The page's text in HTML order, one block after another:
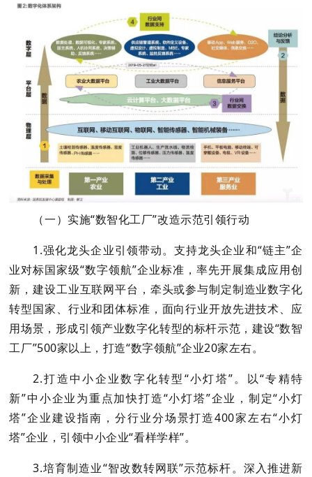
（一）实施“数智化工厂”改造示范引领行动
1.强化龙头企业引领带动。支持龙头企业和“链主”企
业对标国家级“数字领航”企业标准，率先开展集成应用创
新，建设工业互联网平台，牵头或参与制定制造业数字化
转型国家、行业和团体标准，面向行业开放先进技术、应
用场景，形成引领产业数字化转型的标杆示范，建设“数智
工厂”500家以上，打造“数字领航”企业20家左右。
2.打造中小企业数字化转型“小灯塔”。以“专精特
新”中小企业为重点加快打造“小灯塔”企业，制定“小灯
塔”企业建设指南，分行业分场景打造400家左右“小灯
塔”企业，引领中小企业“看样学样”。
3.培育制造业“智改数转网联”示范标杆。深入推进新